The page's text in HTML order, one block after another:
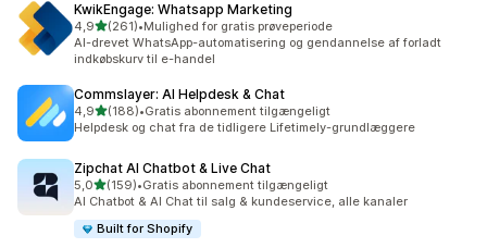
KwikEngage: Whatsapp Marketing
4,9ud af 5 stjerner
(261)
261 anmeldelser i alt
•Mulighed for gratis prøveperiode
AI-drevet WhatsApp-automatisering og gendannelse af forladt
indkøbskurv til e-handel
Commslayer: AI Helpdesk & Chat
4,9ud af 5 stjerner
(188)
188 anmeldelser i alt
•Gratis abonnement tilgængeligt
Helpdesk og chat fra de tidligere Lifetimely-grundlæggere
Zipchat AI Chatbot & Live Chat
5,0ud af 5 stjerner
(159)
159 anmeldelser i alt
•Gratis abonnement tilgængeligt
AI Chatbot & AI Chat til salg & kundeservice, alle kanaler
Built for Shopify